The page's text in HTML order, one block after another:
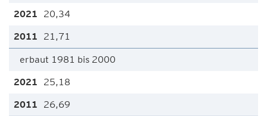
20,34
21,71
erbaut 1981 bis 2000
25,18
26,69